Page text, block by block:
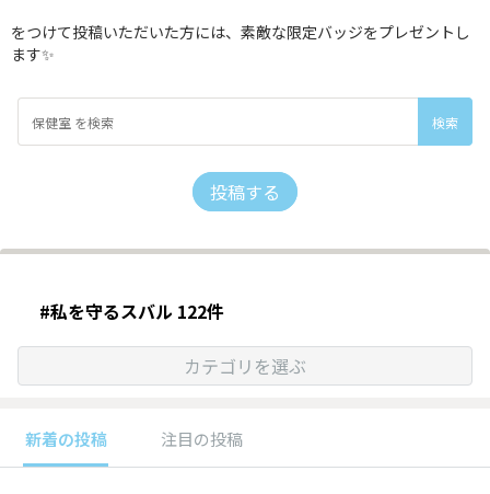
をつけて投稿いただいた方には、素敵な限定バッジをプレゼントし
ます✨
投稿する
#私を守るスバル 122件
カテゴリを選ぶ
新着の投稿 注目の投稿